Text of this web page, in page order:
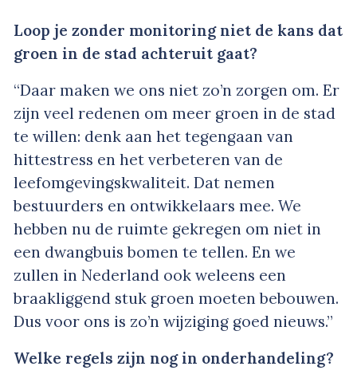
Loop je zonder monitoring niet de kans dat
groen in de stad achteruit gaat?
“Daar maken we ons niet zo’n zorgen om. Er
zijn veel redenen om meer groen in de stad
te willen: denk aan het tegengaan van
hittestress en het verbeteren van de
leefomgevingskwaliteit. Dat nemen
bestuurders en ontwikkelaars mee. We
hebben nu de ruimte gekregen om niet in
een dwangbuis bomen te tellen. En we
zullen in Nederland ook weleens een
braakliggend stuk groen moeten bebouwen.
Dus voor ons is zo’n wijziging goed nieuws.”
Welke regels zijn nog in onderhandeling?